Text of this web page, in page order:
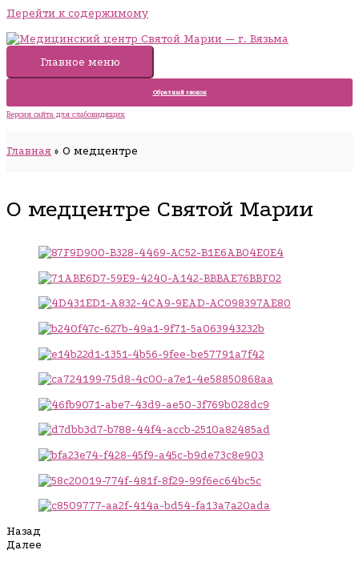
Перейти к содержимому
Главное меню
Обратный звонок
Версия сайта для слабовидящих
Главная О медцентре
О медцентре Святой Марии
Назад
Далее